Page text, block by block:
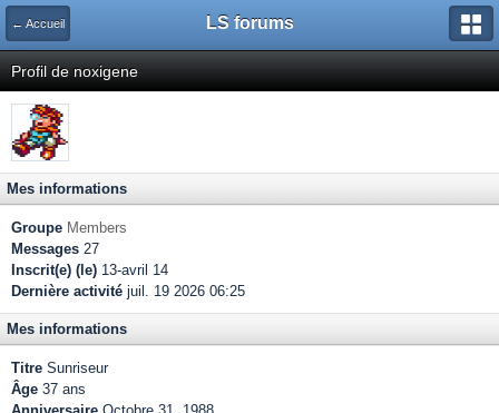
← Accueil LS forums
Profil de noxigene
Mes informations
Groupe Members
Messages 27
Inscrit(e) (le) 13-avril 14
Dernière activité juil. 19 2026 06:25
Mes informations
Titre Sunriseur
Âge 37 ans